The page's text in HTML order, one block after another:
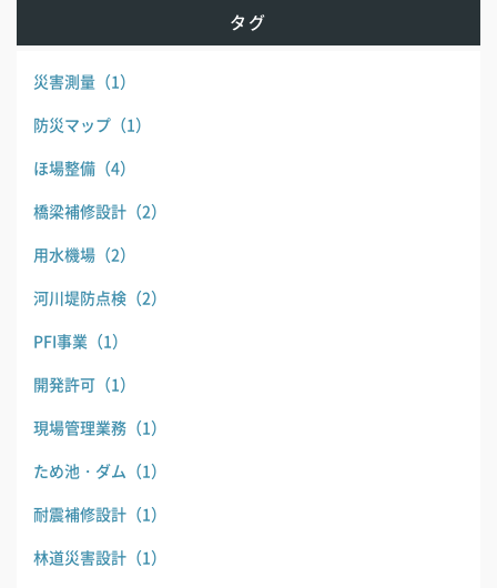
タグ
災害測量 （1）
防災マップ （1）
ほ場整備 （4）
橋梁補修設計 （2）
用水機場 （2）
河川堤防点検 （2）
PFI事業 （1）
開発許可 （1）
現場管理業務 （1）
ため池・ダム （1）
耐震補修設計 （1）
林道災害設計 （1）